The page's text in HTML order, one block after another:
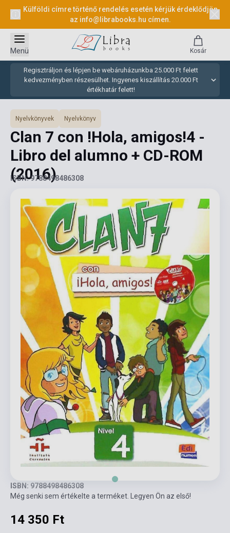
Külföldi címre történő rendelés esetén kérjük érdeklődjön
az info@librabooks.hu címen.
Regisztráljon és lépjen be webáruházunkba 25.000 Ft felett
kedvezményben részesülhet. Ingyenes kiszállítás 20.000 Ft
értékhatár felett!
Menü Kosár
Nyelvkönyvek Nyelvkönyv
Clan 7 con !Hola, amigos!4 -
Libro del alumno + CD-ROM
(2016)
ISBN: 9788498486308
ISBN: 9788498486308
Még senki sem értékelte a terméket. Legyen Ön az első!
14 350 Ft